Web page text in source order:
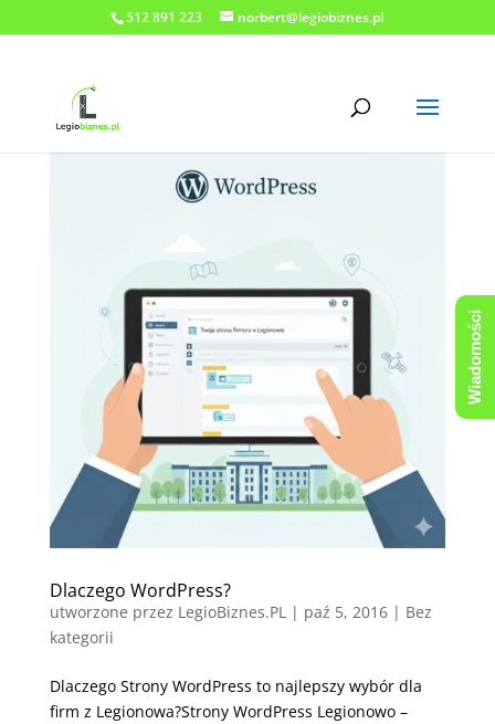
512 891 223 norbert@legiobiznes.pl
Dlaczego WordPress?
utworzone przez LegioBiznes.PL| paź 5, 2016| Bez
kategorii
Dlaczego Strony WordPress to najlepszy wybór dla
firm z Legionowa?Strony WordPress Legionowo –
Wiadomości